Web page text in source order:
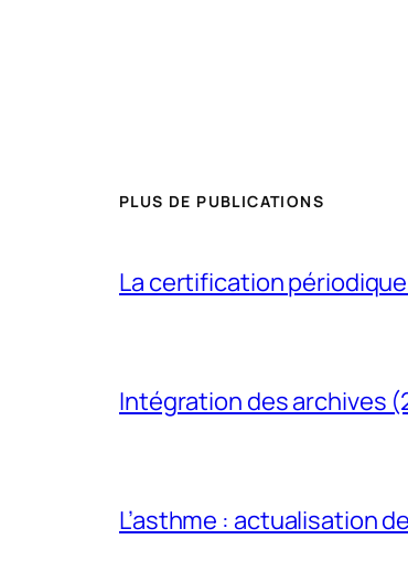
PLUS DE PUBLICATIONS
La certification
Intégration des archives
L’asthme : actualisation